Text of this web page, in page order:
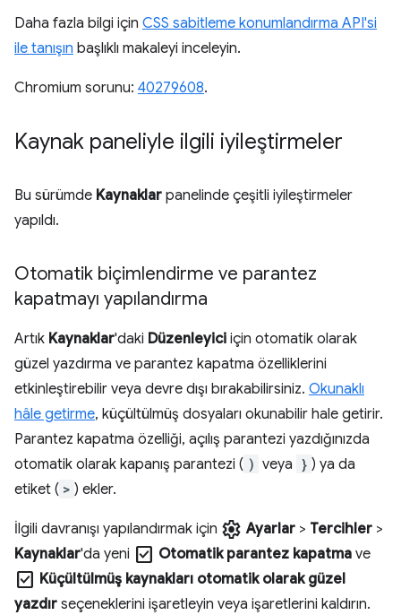
Daha fazla bilgi için CSS sabitleme konumlandırma API'si
ile tanışın başlıklı makaleyi inceleyin.
Chromium sorunu: 40279608.
Kaynak paneliyle ilgili iyileştirmeler
Bu sürümde Kaynaklar panelinde çeşitli iyileştirmeler
yapıldı.
Otomatik biçimlendirme ve parantez
kapatmayı yapılandırma
Artık Kaynaklar'daki Düzenleyici için otomatik olarak
güzel yazdırma ve parantez kapatma özelliklerini
etkinleştirebilir veya devre dışı bırakabilirsiniz. Okunaklı
hâle getirme, küçültülmüş dosyaları okunabilir hale getirir.
Parantez kapatma özelliği, açılış parantezi yazdığınızda
otomatik olarak kapanış parantezi ( ) veya } ) ya da
etiket ( > ) ekler.
İlgili davranışı yapılandırmak için settings Ayarlar > Tercihler >
Kaynaklar'da yeni check_box Otomatik parantez kapatma ve
check_box Küçültülmüş kaynakları otomatik olarak güzel
yazdır seçeneklerini işaretleyin veya işaretlerini kaldırın.